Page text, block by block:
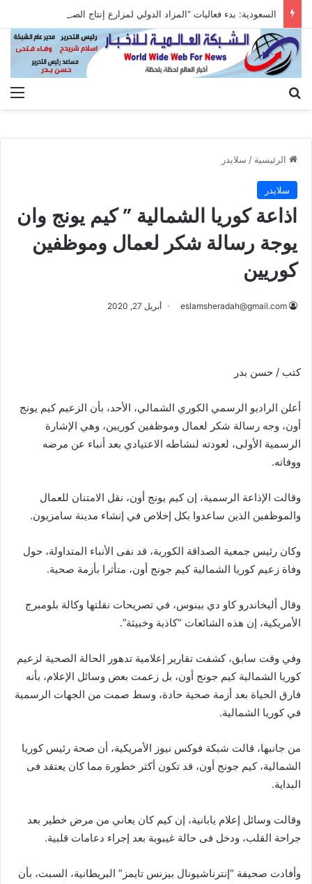
السعودية: بدء فعاليات “المزاد الدولي لمزارع إنتاج الصقور 2026”
الرئيسية / سلايدر
سلايدر
اذاعة كوريا الشمالية ” كيم يونج وان
يوجة رسالة شكر لعمال وموظفين
كوريين
eslamsheradah@gmail.com أبريل 27, 2020
كتب / حسن بدر
أعلن الراديو الرسمي الكوري الشمالي، الأحد، بأن الزعيم كيم يونج
أون، وجه رسالة شكر لعمال وموظفين كوريين، وهي الإشارة
الرسمية الأولى، لعودته لنشاطه الاعتيادي بعد أنباء عن مرضه
ووفاته.
وقالت الإذاعة الرسمية، إن كيم يونج أون، نقل الامتنان للعمال
والموظفين الذين ساعدوا بكل إخلاص في إنشاء مدينة سامزيون.
وكان رئيس جمعية الصداقة الكورية، قد نفى الأنباء المتداولة، حول
وفاة زعيم كوريا الشمالية كيم جونج أون، متأثرا بأزمة صحية.
وقال أليخاندرو كاو دي بينوس، في تصريحات نقلتها وكالة بلومبرج
الأمريكية، إن هذه الشائعات “كاذبة وخبيثة”.
وفي وقت سابق، كشفت تقارير إعلامية تدهور الحالة الصحية لزعيم
كوريا الشمالية كيم جونج أون، بل زعمت بعض وسائل الإعلام، بأنه
فارق الحياة بعد أزمة صحية حادة، وسط صمت من الجهات الرسمية
في كوريا الشمالية.
من جانبها، قالت شبكة فوكس نيوز الأمريكية، أن صحة رئيس كوريا
الشمالية، كيم جونج أون، قد تكون أكثر خطورة مما كان يعتقد فى
البداية.
وقالت وسائل إعلام يابانية، إن كيم كان يعاني من مرض خطير بعد
جراحة القلب، ودخل فى حالة غيبوبة بعد إجراء دعامات قلبية.
وأفادت صحيفة “إنترناشيونال بيزنس تايمز” البريطانية، السبت، بأن